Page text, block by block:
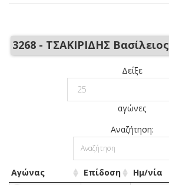
3268 - ΤΣΑΚΙΡΙΔΗΣ Βασίλειος
Δείξε
αγώνες
Αναζήτηση:
Αγώνας Επίδοση Ημ/νία